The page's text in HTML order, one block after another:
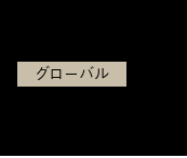
グローバル